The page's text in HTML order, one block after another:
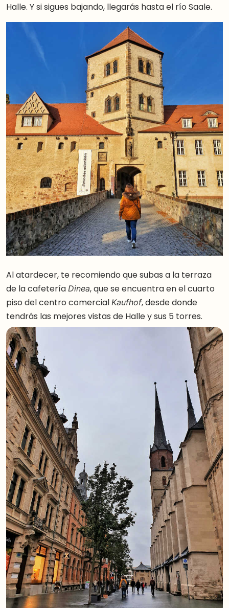
Halle. Y si sigues bajando, llegarás hasta el río Saale.
Al atardecer, te recomiendo que subas a la terraza
de la cafetería Dinea, que se encuentra en el cuarto
piso del centro comercial Kaufhof, desde donde
tendrás las mejores vistas de Halle y sus 5 torres.